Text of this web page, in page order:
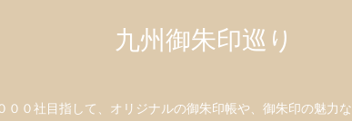
九州御朱印巡り
０社目指して、オリジナルの御朱印帳や、御朱印の魅力